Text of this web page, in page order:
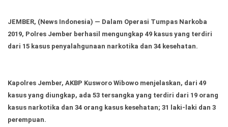
Teknologi
Wisata
Ekonomi
JEMBER, (News Indonesia) — Dalam Operasi Tumpas Narkoba
2019, Polres Jember berhasil mengungkap 49 kasus yang terdiri
dari 15 kasus penyalahgunaan narkotika dan 34 kesehatan.
Kapolres Jember, AKBP Kusworo Wibowo menjelaskan, dari 49
kasus yang diungkap, ada 53 tersangka yang terdiri dari 19 orang
kasus narkotika dan 34 orang kasus kesehatan; 31 laki-laki dan 3
perempuan.